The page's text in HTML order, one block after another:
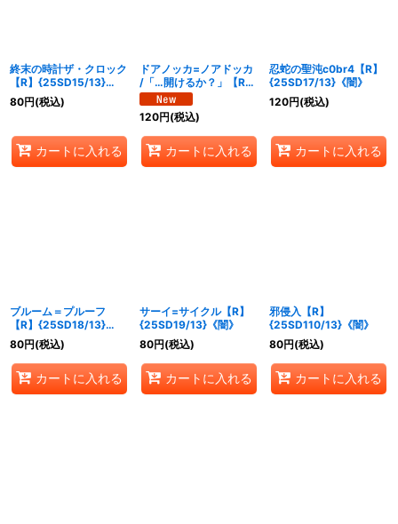
終末の時計ザ・クロック
【R】{25SD15/13}
《水》
80円(税込)
カートに入れる
ドアノッカ=ノアドッカ
/「…開けるか？」【R】
{25SD16/13}《闇》
120円(税込)
カートに入れる
忍蛇の聖沌c0br4【R】
{25SD17/13}《闇》
120円(税込)
カートに入れる
ブルーム＝プルーフ
【R】{25SD18/13}
《闇》
80円(税込)
カートに入れる
サーイ=サイクル【R】
{25SD19/13}《闇》
80円(税込)
カートに入れる
邪侵入【R】
{25SD110/13}《闇》
80円(税込)
カートに入れる